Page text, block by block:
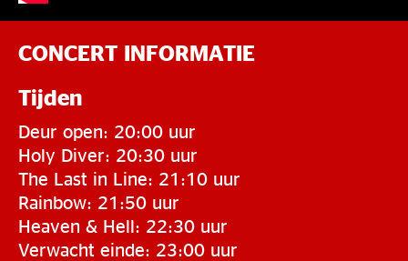
CONCERT INFORMATIE
Tijden
Deur open: 20:00 uur
Holy Diver: 20:30 uur
The Last in Line: 21:10 uur
Rainbow: 21:50 uur
Heaven & Hell: 22:30 uur
Verwacht einde: 23:00 uur